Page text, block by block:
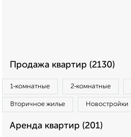
Продажа квартир (2130)
1‑комнатные 2‑комнатные
Вторичное жилье Новостройки
Аренда квартир (201)